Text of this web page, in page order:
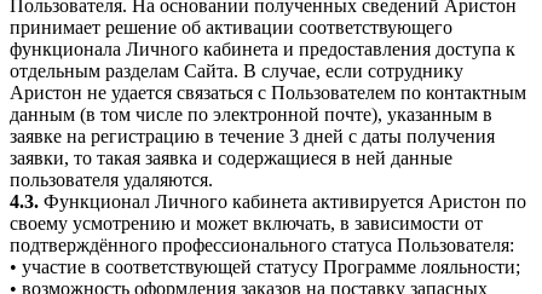
Пользователя. На основании полученных сведений Аристон
принимает решение об активации соответствующего
функционала Личного кабинета и предоставления доступа к
отдельным разделам Сайта. В случае, если сотруднику
Аристон не удается связаться с Пользователем по контактным
данным (в том числе по электронной почте), указанным в
заявке на регистрацию в течение 3 дней с даты получения
заявки, то такая заявка и содержащиеся в ней данные
пользователя удаляются.
4.3. Функционал Личного кабинета активируется Аристон по
своему усмотрению и может включать, в зависимости от
подтверждённого профессионального статуса Пользователя:
• участие в соответствующей статусу Программе лояльности;
• возможность оформления заказов на поставку запасных